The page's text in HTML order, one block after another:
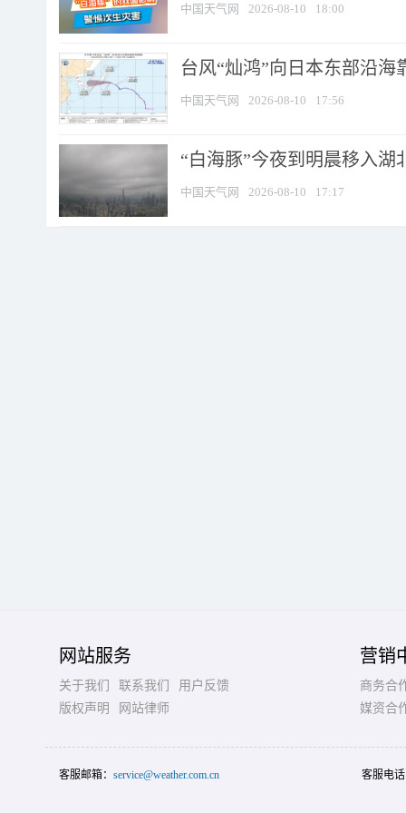
中国天气网 2026-08-10 18:00
台风“灿鸿”向日本东部沿海
中国天气网 2026-08-10 17:56
“白海豚”今夜到明晨移入湖
中国天气网 2026-08-10 17:17
网站服务
关于我们 联系我们
用户反馈
版权声明
网站律师
营销
商务合
媒资合
客服邮箱： service@weather.com.cn 客服电